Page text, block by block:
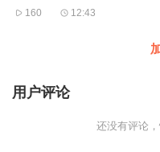
160 12:43
用户评论
还没有评论